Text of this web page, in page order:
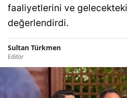
faaliyetlerini ve gelecekteki
değerlendirdi.
Sultan Türkmen
Editör